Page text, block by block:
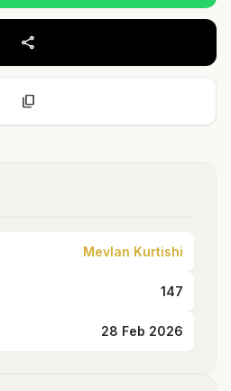
share
content_copy
Mevlan Kurtishi
147
28 Feb 2026